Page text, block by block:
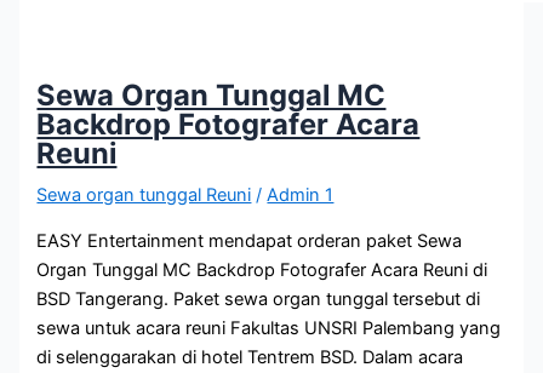
Sewa Organ Tunggal MC
Backdrop Fotografer Acara
Reuni
Sewa organ tunggal Reuni /Admin 1
EASY Entertainment mendapat orderan paket Sewa
Organ Tunggal MC Backdrop Fotografer Acara Reuni di
BSD Tangerang. Paket sewa organ tunggal tersebut di
sewa untuk acara reuni Fakultas UNSRI Palembang yang
di selenggarakan di hotel Tentrem BSD. Dalam acara